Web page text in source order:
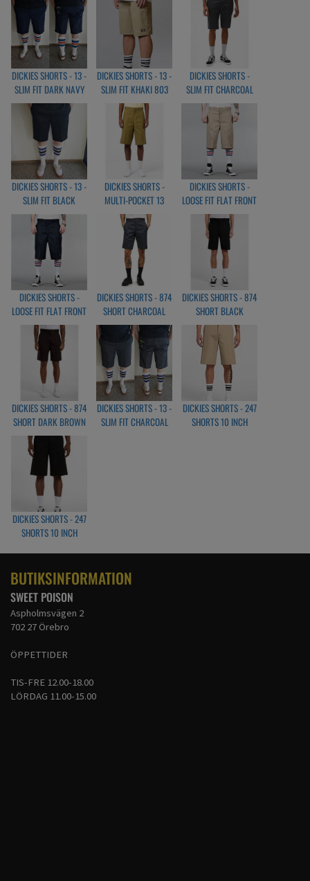
DICKIES SHORTS - 13 -
SLIM FIT DARK NAVY
DICKIES SHORTS - 13 -
SLIM FIT KHAKI 803
DICKIES SHORTS -
SLIM FIT CHARCOAL
DICKIES SHORTS - 13 -
SLIM FIT BLACK
DICKIES SHORTS -
MULTI-POCKET 13
GREEN MOSS
DICKIES SHORTS -
LOOSE FIT FLAT FRONT
KAHKI
DICKIES SHORTS -
LOOSE FIT FLAT FRONT
BLACK
DICKIES SHORTS - 874
SHORT CHARCOAL
DICKIES SHORTS - 874
SHORT BLACK
DICKIES SHORTS - 874
SHORT DARK BROWN
DICKIES SHORTS - 13 -
SLIM FIT CHARCOAL
DICKIES SHORTS - 247
SHORTS 10 INCH
DICKIES SHORTS - 247
SHORTS 10 INCH
BUTIKSINFORMATION
SWEET POISON
Aspholmsvägen 2
702 27 Örebro
ÖPPETTIDER
TIS-FRE 12.00-18.00
LÖRDAG 11.00-15.00